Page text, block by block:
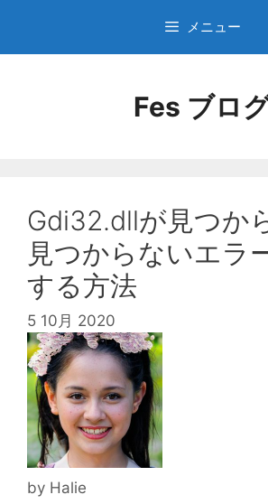
テ
メニュー
Fes ブロ
Gdi32.dllが見つか
見つからないエラ
する方法
5 10月 2020
by Halie